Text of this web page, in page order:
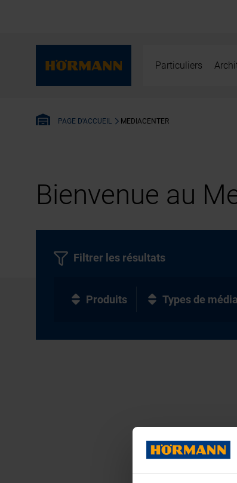
Particuliers
PAGE D'ACCUEIL MEDIACENTER
Bienvenue au
Filtrer les résultats
Produits Types de